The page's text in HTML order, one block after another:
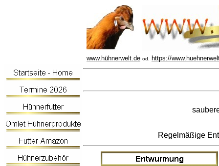
www.hühnerwelt.de od. https://
Regelmäßige